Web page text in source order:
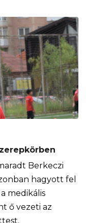
Berkeczi
hagyott fel
medikális
ő vezeti az